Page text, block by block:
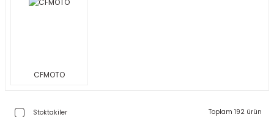
CFMOTO
Stoktakiler Toplam 192 ürün